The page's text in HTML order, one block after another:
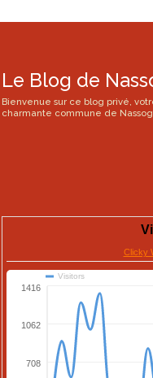
Le Blog de
Bienvenue sur ce blog privé,
charmante commune de